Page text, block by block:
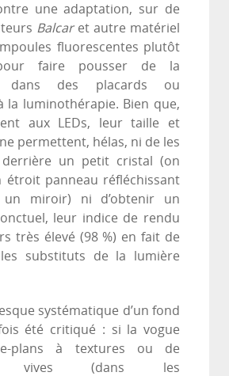
une adaptation, sur de
Balcar et autre matériel
fluorescentes plutôt
faire pousser de la
dans des placards ou
la luminothérapie. Bien que,
aux LEDs, leur taille et
permettent, hélas, ni de les
derrière un petit cristal (on
étroit panneau réfléchissant
miroir) ni d’obtenir un
leur indice de rendu
très élevé (98 %) en fait de
substituts de la lumière
systématique d’un fond
été critiqué : si la vogue
plans à textures ou de
vives (dans les